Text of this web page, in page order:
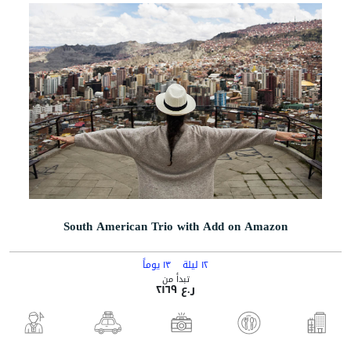
South American Trio with Add on Amazon
١٢ ليلة ١٣ يوماً
تبدأ منر.ع ٢١٦٩